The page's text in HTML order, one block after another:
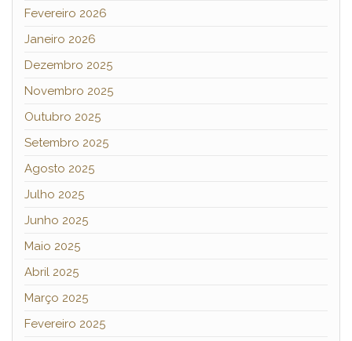
Fevereiro 2026
Janeiro 2026
Dezembro 2025
Novembro 2025
Outubro 2025
Setembro 2025
Agosto 2025
Julho 2025
Junho 2025
Maio 2025
Abril 2025
Março 2025
Fevereiro 2025